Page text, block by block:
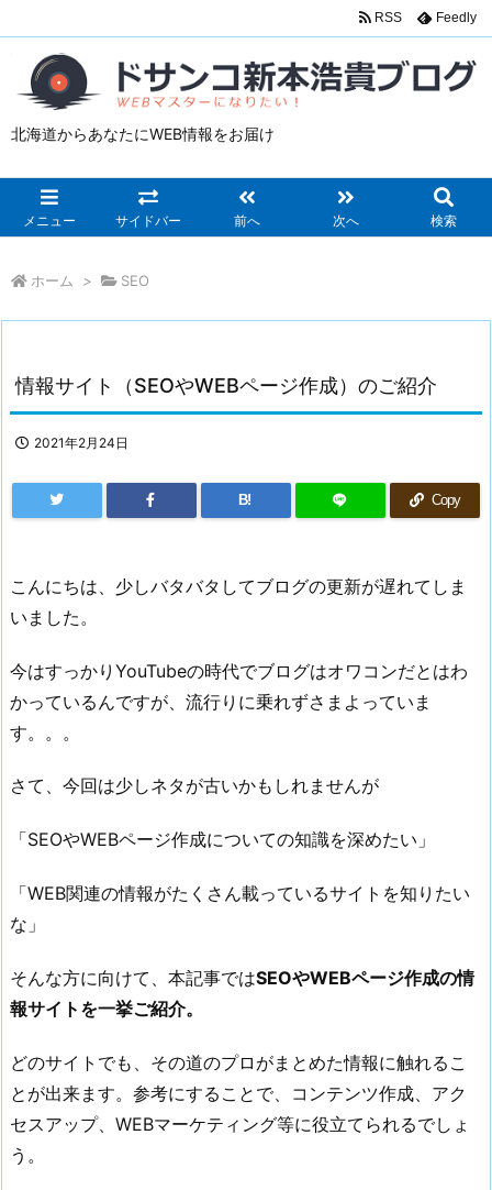
北海道からあなたにWEB情報をお届け
メニュー サイドバー 前へ 次へ 検索
RSS Feedly
ホーム > SEO
情報サイト（SEOやWEBページ作成）のご紹介
2021年2月24日
B! Copy
こんにちは、少しバタバタしてブログの更新が遅れてしま
いました。
今はすっかりYouTubeの時代でブログはオワコンだとはわ
かっているんですが、流行りに乗れずさまよっていま
す。。。
さて、今回は少しネタが古いかもしれませんが
「SEOやWEBページ作成についての知識を深めたい」
「WEB関連の情報がたくさん載っているサイトを知りたい
な」
そんな方に向けて、本記事ではSEOやWEBページ作成の情
報サイトを一挙ご紹介。
どのサイトでも、その道のプロがまとめた情報に触れるこ
とが出来ます。参考にすることで、コンテンツ作成、アク
セスアップ、WEBマーケティング等に役立てられるでしょ
う。